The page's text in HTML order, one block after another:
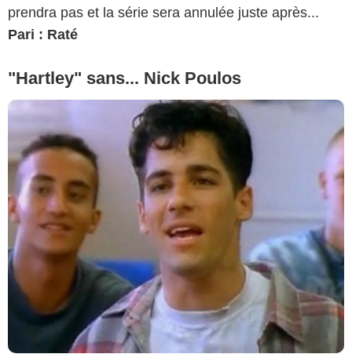
prendra pas et la série sera annulée juste après...
Pari : Raté
"Hartley" sans... Nick Poulos